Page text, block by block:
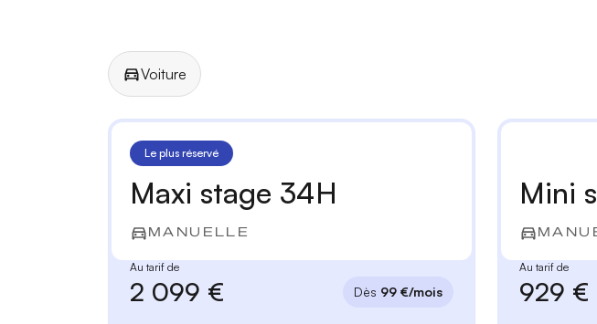
Voiture
Le plus réservé
Maxi stage 34H
MANUELLE
Au tarif de
2 099 € Dès 99 €/mois
Mini
Au tarif de
929 €